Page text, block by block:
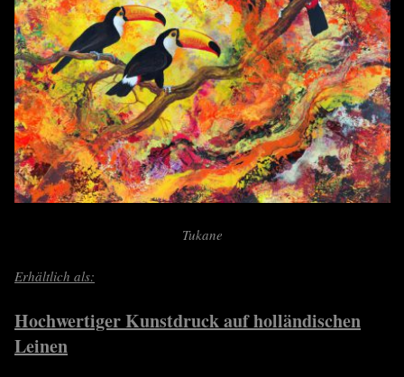
Tukane
Erhältlich als:
Hochwertiger Kunstdruck auf holländischen
Leinen